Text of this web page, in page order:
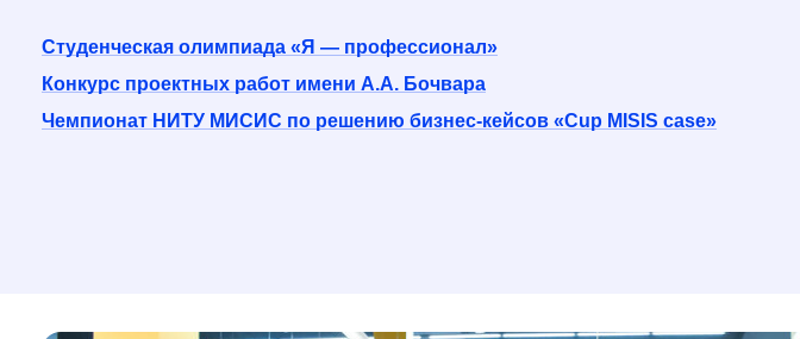
Студенческая олимпиада «Я — профессионал»
Конкурс проектных работ имени А.А. Бочвара
Чемпионат НИТУ МИСИС по решению бизнес-кейсов «Cup MISIS case»